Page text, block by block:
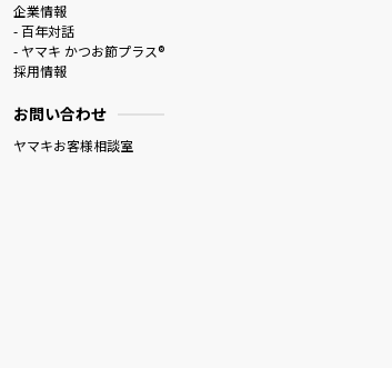
企業情報
- 百年対話
- ヤマキ かつお節プラス®
採用情報
お問い合わせ
ヤマキお客様相談室